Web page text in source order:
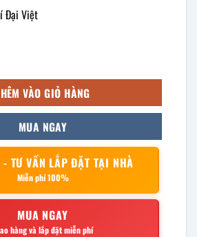
Đại Việt
treo tường 1200x300x400mm số lượng
VÀO GIỎ HÀNG
MUA NGAY
- TƯ VẤN LẮP ĐẶT TẠI NHÀ
Miễn phí 100%
MUA NGAY
hàng và lắp đặt miễn phí